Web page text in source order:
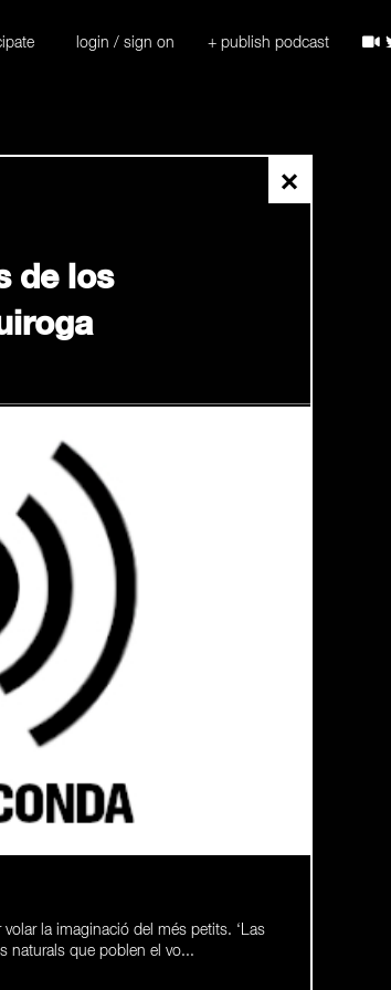
login / sign on + publish podcast
×
de los
la imaginació del més petits. ‘Las
naturals que poblen el vo...